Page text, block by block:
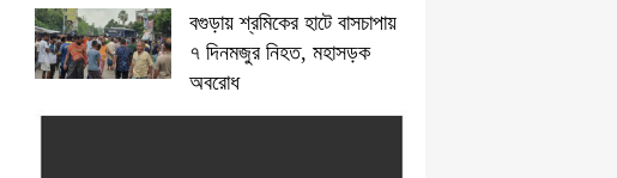
বগুড়ায় শ্রমিকের হাটে বাসচাপায়
৭ দিনমজুর নিহত, মহাসড়ক
অবরোধ